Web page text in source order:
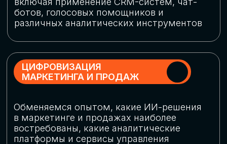
СПИКЕРЫ
СТАТЬ СПИКЕРОМ
В конференции участвовали более 120 спикеров